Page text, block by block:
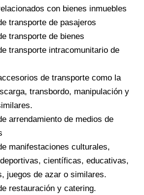
con bienes inmuebles
transporte de pasajeros
transporte de bienes
transporte intracomunitario de
de transporte como la
transbordo, manipulación y
arrendamiento de medios de
manifestaciones culturales,
científicas, educativas,
juegos de azar o similares.
restauración y catering.